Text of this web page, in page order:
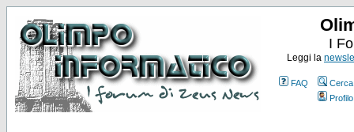
I
Leggi la
FAQ
Cerca
Profilo